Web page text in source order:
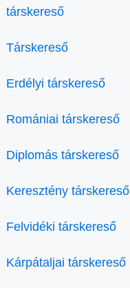
társkereső
Társkereső
Erdélyi társkereső
Romániai társkereső
Diplomás társkereső
Keresztény társkereső
Felvidéki társkereső
Kárpátaljai társkereső